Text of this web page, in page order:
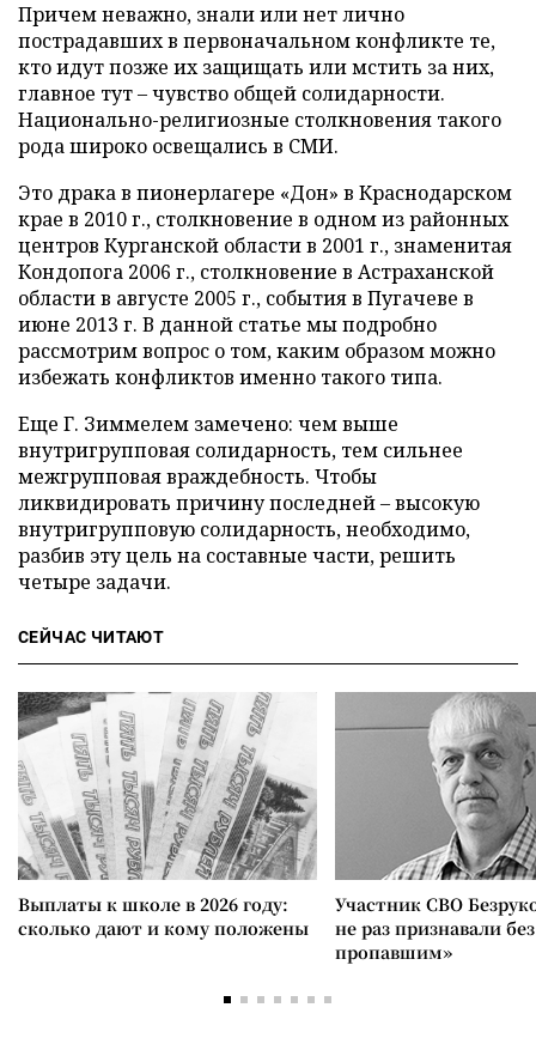
Причем неважно, знали или нет лично
пострадавших в первоначальном конфликте те,
кто идут позже их защищать или мстить за них,
главное тут – чувство общей солидарности.
Национально-религиозные столкновения такого
рода широко освещались в СМИ.
Это драка в пионерлагере «Дон» в Краснодарском
крае в 2010 г., столкновение в одном из районных
центров Курганской области в 2001 г., знаменитая
Кондопога 2006 г., столкновение в Астраханской
области в августе 2005 г., события в Пугачеве в
июне 2013 г. В данной статье мы подробно
рассмотрим вопрос о том, каким образом можно
избежать конфликтов именно такого типа.
Еще Г. Зиммелем замечено: чем выше
внутригрупповая солидарность, тем сильнее
межгрупповая враждебность. Чтобы
ликвидировать причину последней – высокую
внутригрупповую солидарность, необходимо,
разбив эту цель на составные части, решить
четыре задачи.
СЕЙЧАС ЧИТАЮТ
Выплаты к школе в 2026 году:
сколько дают и кому положены
Участник СВО
не раз признавали
пропавшим»